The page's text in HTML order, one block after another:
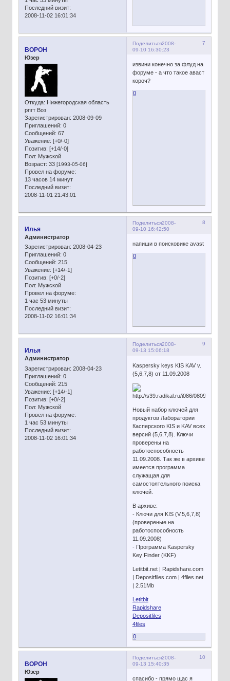
Последний визит:
2008-11-02 16:01:34
Поделиться 7
2008-
09-10 16:30:23
BOPOH
Юзер
Откуда: Нижегородская область
рпгт Воз
Зарегистрирован: 2008-09-09
Приглашений: 0
Сообщений: 67
Уважение: [+0/-0]
Позитив: [+14/-0]
Пол: Мужской
Возраст: 33 [1993-05-06]
Провел на форуме:
13 часов 14 минут
Последний визит:
2008-11-01 21:43:01
извини конечно за флуд на
форуме - а что такое аваст
короч?
0
Поделиться 8
2008-
09-10 16:42:50
Илья
Администратор
Зарегистрирован: 2008-04-23
Приглашений: 0
Сообщений: 215
Уважение: [+14/-1]
Позитив: [+0/-2]
Пол: Мужской
Провел на форуме:
1 час 53 минуты
Последний визит:
2008-11-02 16:01:34
напиши в поисковике avast
0
Поделиться 9
2008-
09-13 15:06:18
Илья
Администратор
Зарегистрирован: 2008-04-23
Приглашений: 0
Сообщений: 215
Уважение: [+14/-1]
Позитив: [+0/-2]
Пол: Мужской
Провел на форуме:
1 час 53 минуты
Последний визит:
2008-11-02 16:01:34
Kaspersky keys KIS KAV v.
(5,6,7,8) от 11.09.2008
Новый набор ключей для
продуктов Лаборатории
Касперского KIS и KAV всех
версий (5,6,7,8). Ключи
проверены на
работоспособность
11.09.2008. Так же в архиве
имеется программа
служащая для
самостоятельного поиска
ключей.
В архиве:
- Ключи для KIS (V.5,6,7,8)
(провереные на
работоспособность
11.09.2008)
- Программа Kaspersky
Key Finder (KKF)
Letitbit.net | Rapidshare.com
| Depositfiles.com | 4files.net
| 2.51Mb
Letitbit
Rapidshare
Depositfiles
4files
0
Поделиться 10
2008-
09-13 15:40:35
BOPOH
Юзер
спасибо - прямо щас я